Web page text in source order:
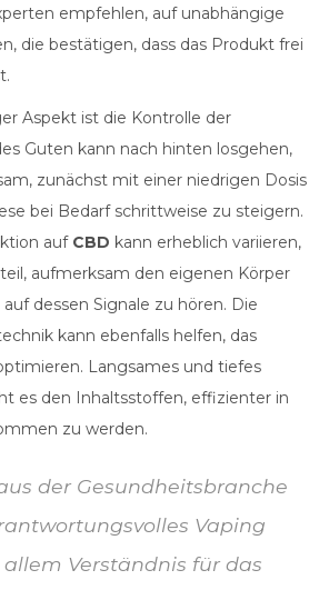
empfehlen, auf unabhängige
die bestätigen, dass das Produkt frei
Aspekt ist die Kontrolle der
Guten kann nach hinten losgehen,
zunächst mit einer niedrigen Dosis
bei Bedarf schrittweise zu steigern.
auf CBD kann erheblich variieren,
aufmerksam den eigenen Körper
dessen Signale zu hören. Die
kann ebenfalls helfen, das
Langsames und tiefes
es den Inhaltsstoffen, effizienter in
zu werden.
der Gesundheitsbranche
Vaping
Verständnis für das